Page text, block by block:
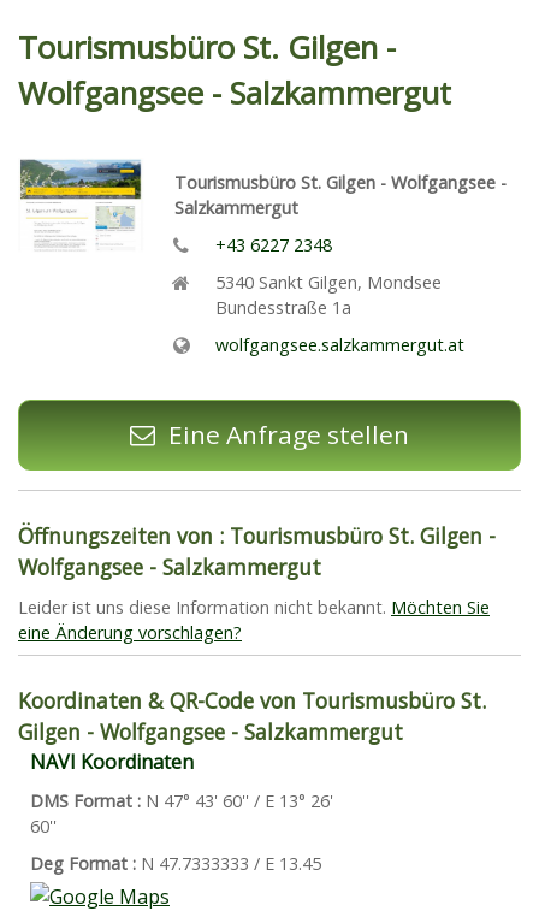
Tourismusbüro St. Gilgen -
Wolfgangsee - Salzkammergut
Tourismusbüro St. Gilgen - Wolfgangsee -
Salzkammergut
+43 6227 2348
5340 Sankt Gilgen, Mondsee
Bundesstraße 1a
wolfgangsee.salzkammergut.at
Eine Anfrage stellen
Öffnungszeiten von : Tourismusbüro St. Gilgen -
Wolfgangsee - Salzkammergut
Leider ist uns diese Information nicht bekannt. Möchten Sie
eine Änderung vorschlagen?
Koordinaten & QR-Code von Tourismusbüro St.
Gilgen - Wolfgangsee - Salzkammergut
NAVI Koordinaten
DMS Format : N 47° 43' 60'' / E 13° 26'
60''
Deg Format : N 47.7333333 / E 13.45